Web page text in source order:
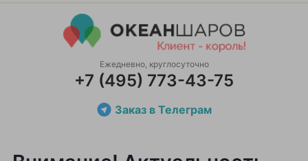
Ежедневно, круглосуточно
+7 (495) 773-43-75
Заказ в Телеграм